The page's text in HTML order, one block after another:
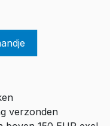
verzonden